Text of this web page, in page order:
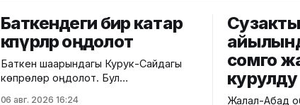
Баткендеги бир катар
көпүрөлөр оңдолот
Баткен шаарындагы Курук-Сайдагы
көпүрөлөр оңдолот. Бул
06 авг. 2026 16:24
сомго
курулду
Жалал-Абад